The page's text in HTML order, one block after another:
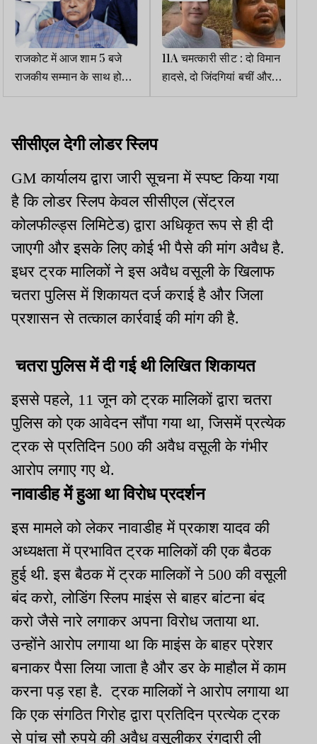
राजकोट में आज शाम 5 बजे
राजकीय सम्मान के साथ होगा
विजय रूपाणी का अंतिम
11A चमत्कारी सीट : दो विमान
हादसे, दो जिंदगियां बचीं और
एक ही सीट
सीसीएल देगी लोडर स्लिप
GM कार्यालय द्वारा जारी सूचना में स्पष्ट किया गया
है कि लोडर स्लिप केवल सीसीएल (सेंट्रल
कोलफील्ड्स लिमिटेड) द्वारा अधिकृत रूप से ही दी
जाएगी और इसके लिए कोई भी पैसे की मांग अवैध है.
इधर ट्रक मालिकों ने इस अवैध वसूली के खिलाफ
चतरा पुलिस में शिकायत दर्ज कराई है और जिला
प्रशासन से तत्काल कार्रवाई की मांग की है.
चतरा पुलिस में दी गई थी लिखित शिकायत
इससे पहले, 11 जून को ट्रक मालिकों द्वारा चतरा
पुलिस को एक आवेदन सौंपा गया था, जिसमें प्रत्येक
ट्रक से प्रतिदिन 500 की अवैध वसूली के गंभीर
आरोप लगाए गए थे.
नावाडीह में हुआ था विरोध प्रदर्शन
इस मामले को लेकर नावाडीह में प्रकाश यादव की
अध्यक्षता में प्रभावित ट्रक मालिकों की एक बैठक
हुई थी. इस बैठक में ट्रक मालिकों ने 500 की वसूली
बंद करो, लोडिंग स्लिप माइंस से बाहर बांटना बंद
करो जैसे नारे लगाकर अपना विरोध जताया था.
उन्होंने आरोप लगाया था कि माइंस के बाहर प्रेशर
बनाकर पैसा लिया जाता है और डर के माहौल में काम
करना पड़ रहा है. ट्रक मालिकों ने आरोप लगाया था
कि एक संगठित गिरोह द्वारा प्रतिदिन प्रत्येक ट्रक
से पांच सौ रुपये की अवैध वसूलीकर रंगदारी ली